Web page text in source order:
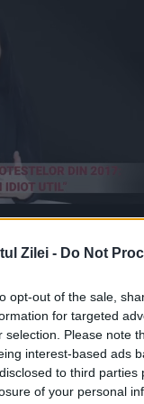
Zilei - Do Not
opt-out of the sale,
for targeted
selection. Please note
interest-based ads
to third
of your personal
zeci de ani.
de Agenția
și
a fost